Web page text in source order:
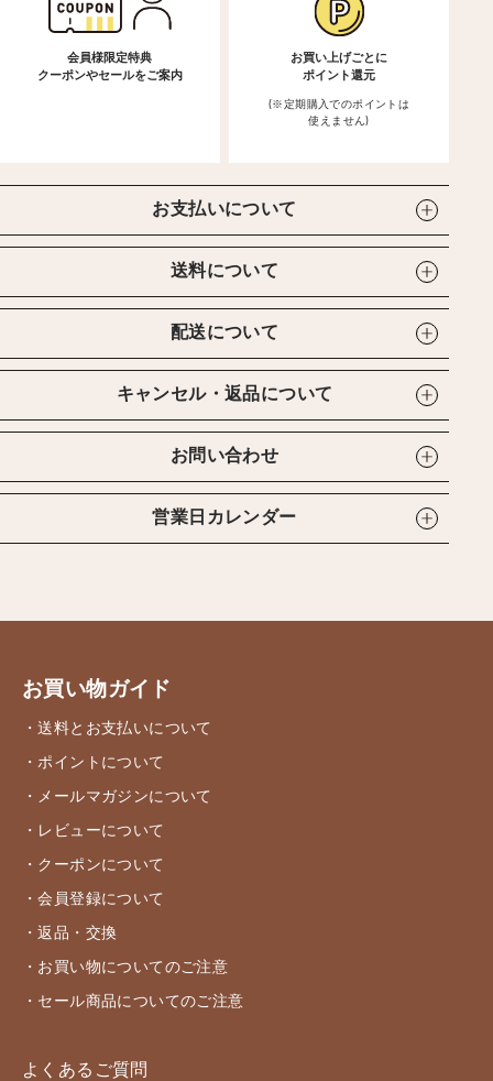
会員様限定特典
クーポンやセールをご案内
お買い上げごとに
ポイント還元
(※定期購入でのポイントは
使えません)
お支払いについて
送料について
配送について
キャンセル・返品について
お問い合わせ
営業日カレンダー
お買い物ガイド
・送料とお支払いについて
・ポイントについて
・メールマガジンについて
・レビューについて
・クーポンについて
・会員登録について
・返品・交換
・お買い物についてのご注意
・セール商品についてのご注意
よくあるご質問